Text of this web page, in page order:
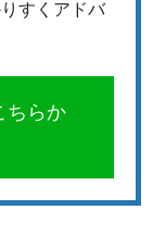
すくアドバ
ちらか